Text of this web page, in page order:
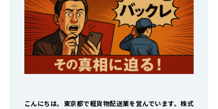
こんにちは。東京都で軽貨物配送業を営んでいます。株式